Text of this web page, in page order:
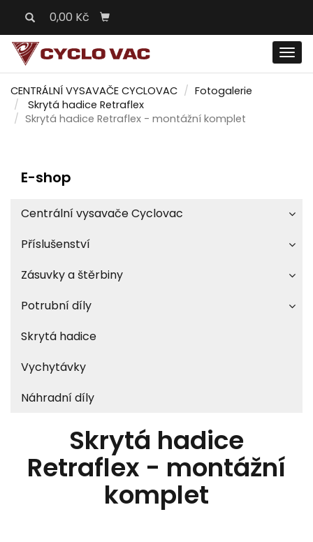
0,00 Kč
CENTRÁLNÍ VYSAVAČE CYCLOVAC
Fotogalerie
Skrytá hadice Retraflex
Skrytá hadice Retraflex - montážní komplet
E-shop
Centrální vysavače Cyclovac
Příslušenství
Zásuvky a štěrbiny
Potrubní díly
Skrytá hadice
Vychytávky
Náhradní díly
Skrytá hadice
Retraflex - montážní
komplet